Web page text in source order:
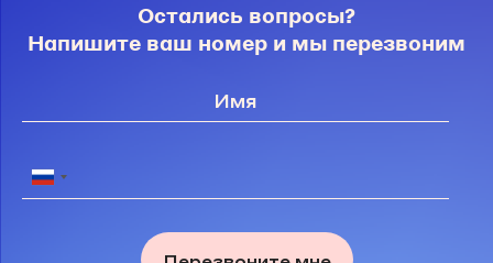
Остались вопросы?
Напишите ваш номер и мы перезвоним